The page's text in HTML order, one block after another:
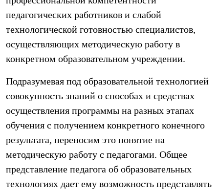
педагогических работников и слабой
технологической готовностью специалистов,
осуществляющих методическую работу в
конкретном образовательном учреждении.
Подразумевая под образовательной технологией
совокупность знаний о способах и средствах
осуществления программы на разных этапах
обучения с получением конкретного конечного
результата, переносим это понятие на
методическую работу с педагогами. Общее
представление педагога об образовательных
технологиях дает ему возможность представлять